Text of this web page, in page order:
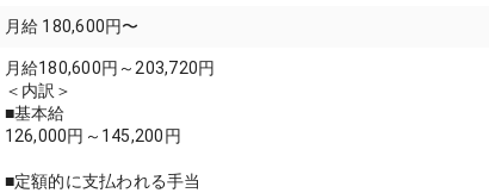
月給 180,600円〜
月給180,600円～203,720円
＜内訳＞
■基本給
126,000円～145,200円
■定額的に支払われる手当